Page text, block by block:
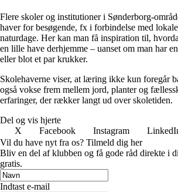
Flere skoler og institutioner i Sønderborg-
haver for besøgende, fx i forbindelse med
naturdage. Her kan man få inspiration til,
en lille have derhjemme – uanset om man har
eller blot et par krukker.
Skolehaverne viser, at læring ikke kun foregår
også vokse frem mellem jord, planter og
erfaringer, der rækker langt ud over skoletiden.
Del og vis hjerte
X
Facebook Instagram
Vil du have nyt fra os? Tilmeld dig her
Bliv en del af klubben og få gode råd direkte i
gratis.
Indtast e-mail